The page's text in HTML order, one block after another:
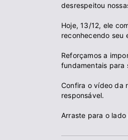
desrespeitou
Hoje, 13/12, ele
reconhecendo seu
Reforçamos a
fundamentais para
Confira o vídeo da
responsável.
Arraste para o